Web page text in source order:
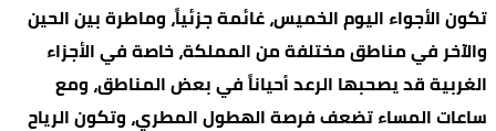
تكون الأجواء اليوم الخميس، غائمة جزئياً، وماطرة بين الحين
والآخر في مناطق مختلفة من المملكة، خاصة في الأجزاء
الغربية قد يصحبها الرعد أحياناً في بعض المناطق، ومع
ساعات المساء تضعف فرصة الهطول المطري، وتكون الرياح